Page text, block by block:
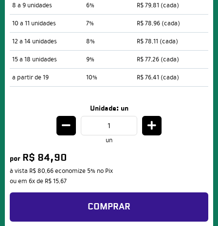
8 a 9 unidades
6% R$ 79,81 (cada)
10 a 11 unidades
7% R$ 78,96 (cada)
12 a 14 unidades
8% R$ 78,11 (cada)
15 a 18 unidades
9% R$ 77,26 (cada)
a partir de 19
10% R$ 76,41 (cada)
Unidade: un
un
por R$ 84,90
à vista R$ 80,66economize 5% no Pix
ou em 6xde R$ 15,67
COMPRAR